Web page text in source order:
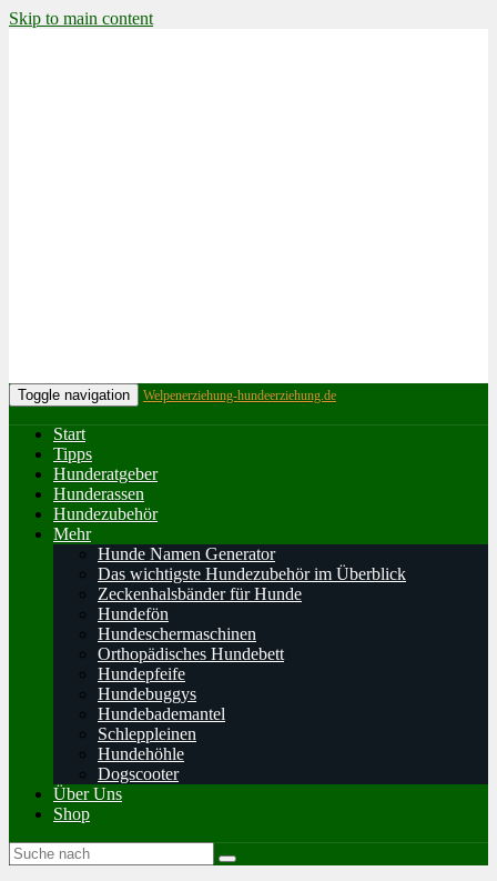
Skip to main content
Toggle navigation Welpenerziehung-hundeerziehung.de
Start
Tipps
Hunderatgeber
Hunderassen
Hundezubehör
Mehr
Hunde Namen Generator
Das wichtigste Hundezubehör im Überblick
Zeckenhalsbänder für Hunde
Hundefön
Hundeschermaschinen
Orthopädisches Hundebett
Hundepfeife
Hundebuggys
Hundebademantel
Schleppleinen
Hundehöhle
Dogscooter
Über Uns
Shop